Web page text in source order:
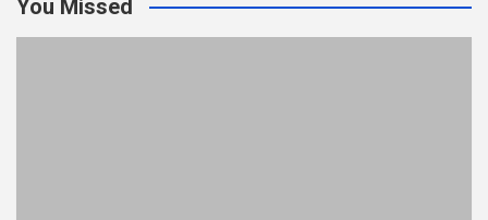
You Missed